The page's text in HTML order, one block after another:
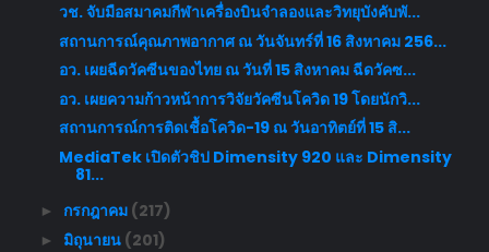
วช. จับมือสมาคมกีฬาเครื่องบินจำลองและวิทยุบังคับพั...
สถานการณ์คุณภาพอากาศ ณ วันจันทร์ที่ 16 สิงหาคม 256...
อว. เผยฉีดวัคซีนของไทย ณ วันที่ 15 สิงหาคม ฉีดวัคซ...
อว. เผยความก้าวหน้าการวิจัยวัคซีนโควิด 19 โดยนักวิ...
สถานการณ์การติดเชื้อโควิด-19 ณ วันอาทิตย์ที่ 15 สิ...
MediaTek เปิดตัวชิป Dimensity 920 และ Dimensity
81...
► กรกฎาคม (217)
► มิถุนายน (201)